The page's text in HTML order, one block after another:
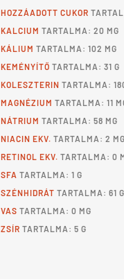
HOZZÁADOTT CUKOR
KALCIUM TARTALMA: 20 MG
KÁLIUM TARTALMA: 102 MG
KEMÉNYÍTŐ TARTALMA: 31 G
KOLESZTERIN TARTALMA:
MAGNÉZIUM TARTALMA: 11
NÁTRIUM TARTALMA: 58 MG
NIACIN EKV. TARTALMA: 2 MG
RETINOL EKV. TARTALMA: 0
SFA TARTALMA: 1 G
SZÉNHIDRÁT TARTALMA: 61 G
VAS TARTALMA: 0 MG
ZSÍR TARTALMA: 5 G